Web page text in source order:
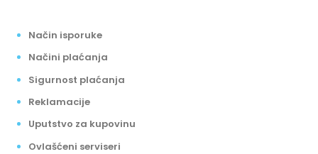
Način isporuke
Načini plaćanja
Sigurnost plaćanja
Reklamacije
Uputstvo za kupovinu
Ovlašćeni serviseri